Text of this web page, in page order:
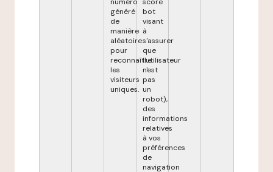
généré
de
manière
aléatoire
pour
reconnaître
les
visiteurs
uniques.
bot
visant
à
s'assurer
que
l'utilisateur
n'est
pas
un
robot),
des
informations
relatives
à vos
préférences
de
navigation